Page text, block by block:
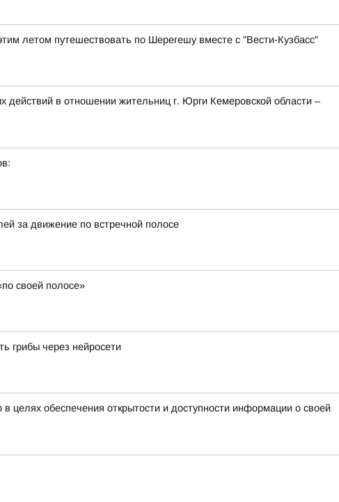
летом путешествовать по Шерегешу вместе с "Вести-Кузбасс"
в отношении жительниц г. Юрги Кемеровской области –
за движение по встречной полосе
своей полосе»
грибы через нейросети
целях обеспечения открытости и доступности информации о своей